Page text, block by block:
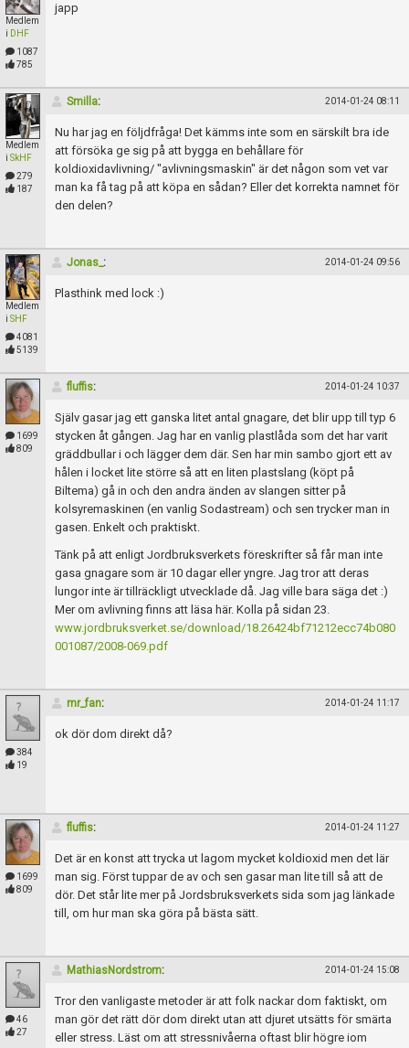
Medlem
i DHF
1087
785
japp
Medlem
i SkHF
279
187
Smilla: 2014-01-24 08:11
Nu har jag en följdfråga! Det kämms inte som en särskilt bra ide
att försöka ge sig på att bygga en behållare för
koldioxidavlivning/ "avlivningsmaskin" är det någon som vet var
man ka få tag på att köpa en sådan? Eller det korrekta namnet för
den delen?
Medlem
i SHF
4081
5139
Jonas_: 2014-01-24 09:56
Plasthink med lock :)
1699
809
fluffis: 2014-01-24 10:37
Själv gasar jag ett ganska litet antal gnagare, det blir upp till typ 6
stycken åt gången. Jag har en vanlig plastlåda som det har varit
gräddbullar i och lägger dem där. Sen har min sambo gjort ett av
hålen i locket lite större så att en liten plastslang (köpt på
Biltema) gå in och den andra änden av slangen sitter på
kolsyremaskinen (en vanlig Sodastream) och sen trycker man in
gasen. Enkelt och praktiskt.
Tänk på att enligt Jordbruksverkets föreskrifter så får man inte
gasa gnagare som är 10 dagar eller yngre. Jag tror att deras
lungor inte är tillräckligt utvecklade då. Jag ville bara säga det :)
Mer om avlivning finns att läsa här. Kolla på sidan 23.
www.jordbruksverket.se/download/18.26424bf71212ecc74b080
001087/2008-069.pdf
384
19
mr_fan: 2014-01-24 11:17
ok dör dom direkt då?
1699
809
fluffis: 2014-01-24 11:27
Det är en konst att trycka ut lagom mycket koldioxid men det lär
man sig. Först tuppar de av och sen gasar man lite till så att de
dör. Det står lite mer på Jordsbruksverkets sida som jag länkade
till, om hur man ska göra på bästa sätt.
46
27
MathiasNordstrom: 2014-01-24 15:08
Tror den vanligaste metoder är att folk nackar dom faktiskt, om
man gör det rätt dör dom direkt utan att djuret utsätts för smärta
eller stress. Läst om att stressnivåerna oftast blir högre iom